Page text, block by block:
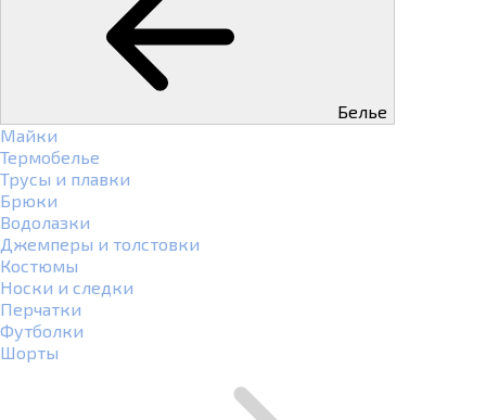
Белье
Майки
Термобелье
Трусы и плавки
Брюки
Водолазки
Джемперы и толстовки
Костюмы
Носки и следки
Перчатки
Футболки
Шорты